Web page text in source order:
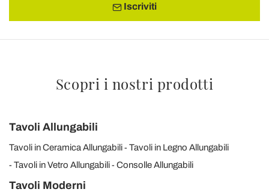
Iscriviti
Scopri i nostri prodotti
Tavoli Allungabili
Tavoli in Ceramica Allungabili
Tavoli in Legno Allungabili
Tavoli in Vetro Allungabili
Consolle Allungabili
Tavoli Moderni